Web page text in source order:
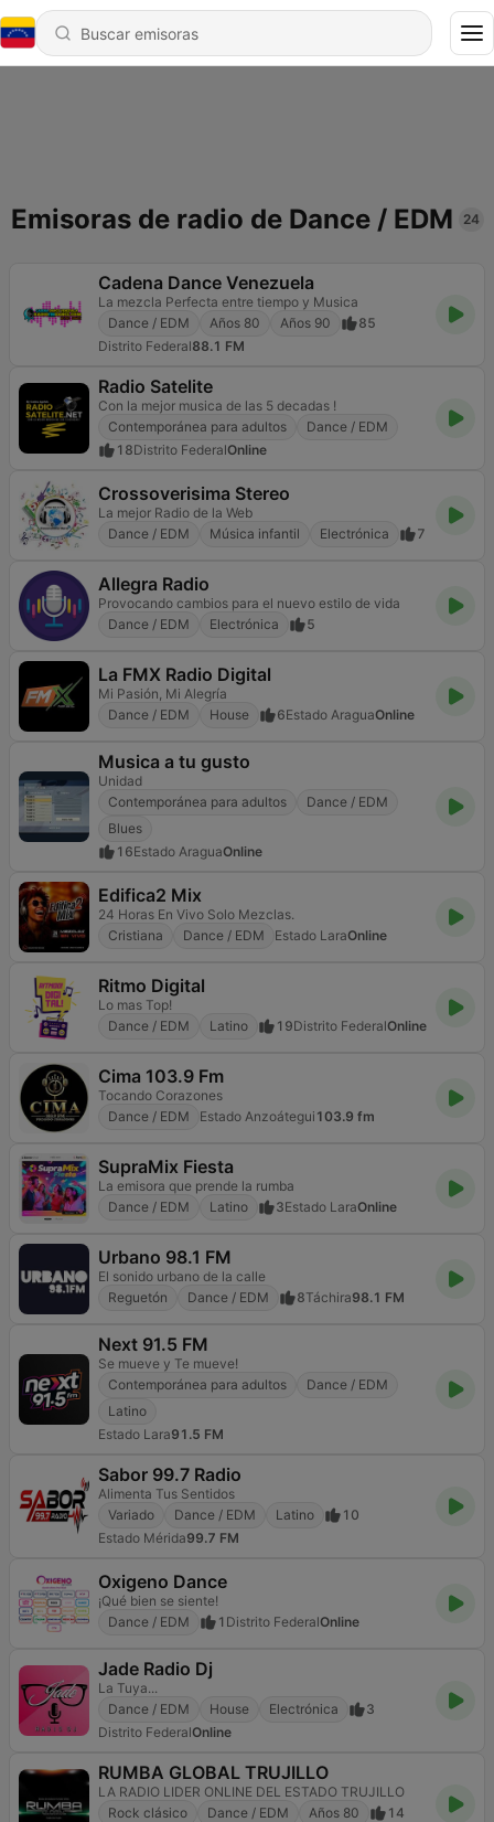
Emisoras de radio de Dance / EDM 24
Cadena Dance Venezuela
La mezcla Perfecta entre tiempo y Musica
Dance / EDM
Años 80 Años 90
85
Distrito Federal88.1 FM
Radio Satelite
Con la mejor musica de las 5 decadas !
Contemporánea para adultos
Dance / EDM
18Distrito FederalOnline
Crossoverisima Stereo
La mejor Radio de la Web
Dance / EDM
Música infantil Electrónica 7
Allegra Radio
Provocando cambios para el nuevo estilo de vida
Dance / EDM
Electrónica 5
La FMX Radio Digital
Mi Pasión, Mi Alegría
Dance / EDM
House 6Estado AraguaOnline
Musica a tu gusto
Unidad
Contemporánea para adultos
Dance / EDM
Blues
16Estado AraguaOnline
Edifica2 Mix
24 Horas En Vivo Solo Mezclas.
Cristiana
Dance / EDM Estado LaraOnline
Ritmo Digital
Lo mas Top!
Dance / EDM
Latino 19Distrito FederalOnline
Cima 103.9 Fm
Tocando Corazones
Dance / EDM
Estado Anzoátegui 103.9 fm
SupraMix Fiesta
La emisora que prende la rumba
Dance / EDM
Latino 3Estado LaraOnline
Urbano 98.1 FM
El sonido urbano de la calle
Reguetón
Dance / EDM 8Táchira98.1 FM
Next 91.5 FM
Se mueve y Te mueve!
Contemporánea para adultos
Dance / EDM
Latino
Estado Lara91.5 FM
Sabor 99.7 Radio
Alimenta Tus Sentidos
Variado
Dance / EDM Latino
10
Estado Mérida99.7 FM
Oxigeno Dance
¡Qué bien se siente!
Dance / EDM
1 Distrito FederalOnline
Jade Radio Dj
La Tuya...
Dance / EDM
House Electrónica
3
Distrito FederalOnline
RUMBA GLOBAL TRUJILLO
LA RADIO LIDER ONLINE DEL ESTADO TRUJILLO
Rock clásico
Dance / EDM Años 80
14